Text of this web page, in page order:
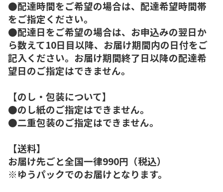
●配達時間をご希望の場合は、配達希望時間帯
をご指定ください。
●配達日をご希望の場合は、お申込みの翌日か
ら数えて10日目以降、お届け期間内の日付をご
記入ください。お届け期間終了日以降の配達希
望日のご指定はできません。
【のし・包装について】
●のし紙のご指定はできません。
●二重包装のご指定はできません。
【送料】
お届け先ごと全国一律990円（税込）
※ゆうパックでのお届けとなります。